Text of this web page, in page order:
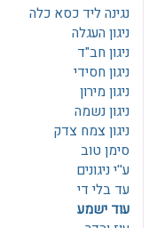
נגינה ליד כסא כלה
ניגון העגלה
ניגון חב"ד
ניגון חסידי
ניגון מירון
ניגון נשמה
ניגון צמח צדק
סימן טוב
ע''י ניגונים
עד בלי די
עוד ישמע